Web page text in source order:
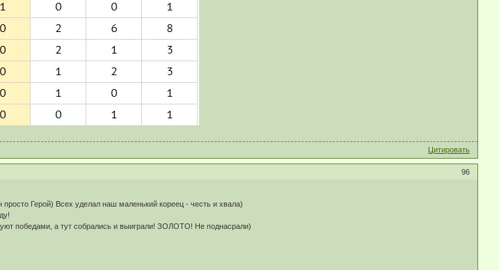
Цитировать
96
Герой) Всех уделал наш маленький кореец - честь и хвала)
победами, а тут собрались и выиграли! ЗОЛОТО! Не поднасрали)